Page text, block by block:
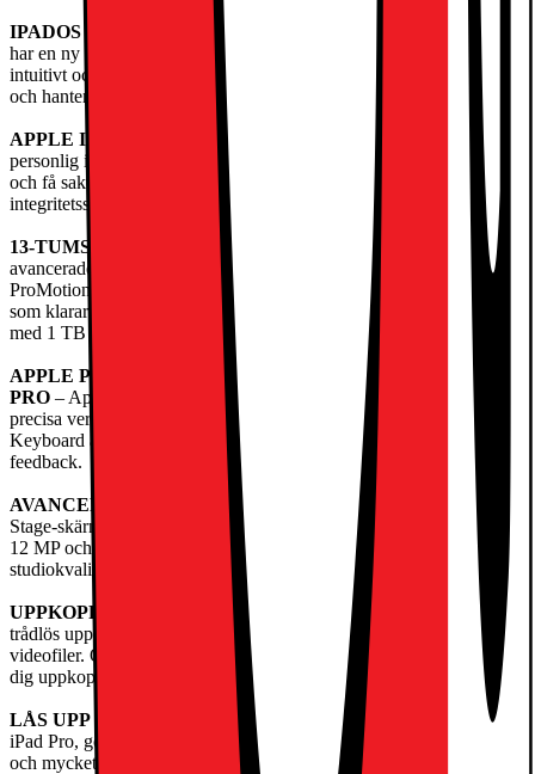
IPADOS– Kör proffsappar och få mer gjort med iPadOS 26, som
har en ny Liquid Glass-design och nya smarta funktioner. Ett
intuitivt och flexibelt fönstersystem gör att du kan styra, organisera
och hantera dina arbetsflöden bättre än någonsin.
APPLE INTELLIGENCE – Apple Intelligence är ett system för
personlig intelligens som hjälper dig att kommunicera, uttrycka dig
och få saker gjorda på ett enklare sätt – med banbrytande
integritetsskydd i varje steg.
13-TUMS ULTRA RETINA XDR-SKÄRM
– Världens mest
avancerade skärm med extrem ljusstyrka, suverän kontrast,
ProMotion, stort färgomfång (P3) och True Tone. Nanotexturglas
som klarar svåra ljusförhållanden finns som tillval på modellerna
med 1 TB och 2 TB.
APPLE PENCIL OCH MAGIC KEYBOARD TILL IPAD
PRO – Apple Pencil Pro och Apple Pencil (usb-c) är intuitiva och
precisa verktyg för att teckna, måla, anteckna och skapa. Magic
Keyboard är bekvämt att skriva på och har en styrplatta med haptisk
feedback.
AVANCERADE KAMEROR
– iPad Pro har en 12 MP Center
Stage-skärmkamera på långsidan och en vidvinkelkamera med
12 MP och adaptiv True Toneblixt. Fyra mikrofoner med
studiokvalitet och ett ljudsystem med fyra högtalare ger fylligt ljud.
UPPKOPPLING
– Wifi 7 med Apple N1 ger snabb och säker
trådlös uppkoppling för överföring av bilder, dokument och stora
videofiler. Och supersnabbt 5G med Apple C1X gör att du kan hålla
dig uppkopplad på fler platser.
LÅS UPP OCH BETALA MED FACE ID
– Lås upp din
iPad Pro, godkänn betalningar på ett säkert sätt, logga in på appar
och mycket mer – allt med bara ett ögonkast.